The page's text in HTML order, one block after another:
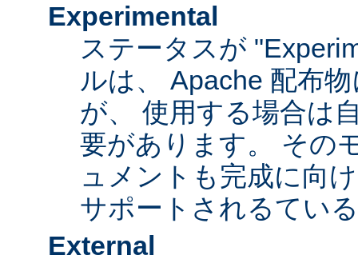
Experimental
ステータスが
ルは、 Apache 配布
が、 使用する場合は
要があります。 その
ュメントも完成に向
サポートされるてい
External